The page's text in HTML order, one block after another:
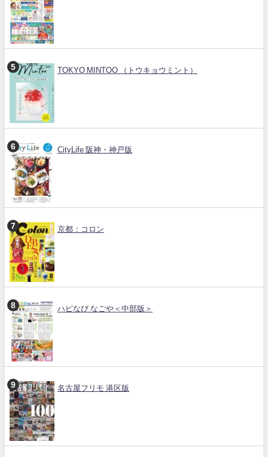
TOKYO MINTOO （トウキョウミント）
CityLife 阪神・神戸版
京都：コロン
ハピなび なごや＜中部版＞
名古屋フリモ 港区版